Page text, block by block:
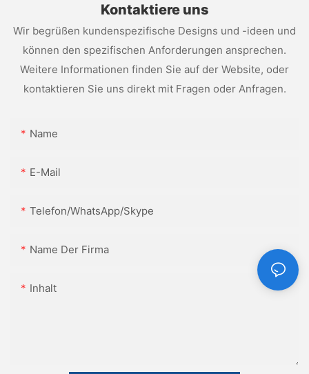
Kontaktiere uns
Wir begrüßen kundenspezifische Designs und -ideen und
können den spezifischen Anforderungen ansprechen.
Weitere Informationen finden Sie auf der Website, oder
kontaktieren Sie uns direkt mit Fragen oder Anfragen.
Name
E-Mail
Telefon/WhatsApp/Skype
Name Der Firma
Inhalt